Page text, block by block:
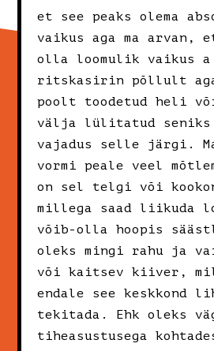
et see peaks olema
vaikus aga ma arvan,
olla loomulik vaikus
ritskasirin põllult
poolt toodetud heli
välja lülitatud seniks
vajadus selle järgi.
vormi peale veel
on sel telgi või
millega saad liikuda
võib-olla hoopis
oleks mingi rahu ja
või kaitsev kiiver,
endale see keskkond
tekitada. Ehk oleks
tiheasustusega